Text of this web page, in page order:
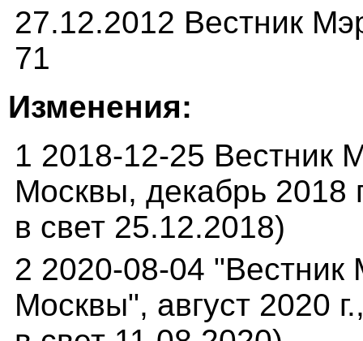
27.12.2012 Вестник
71
Изменения:
1 2018-12-25 Вестник
Москвы, декабрь 2018
в свет 25.12.2018)
2 2020-08-04 "Вестник
Москвы", август 2020